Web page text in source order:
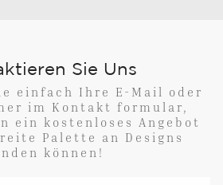
Sie Uns
einfach Ihre E-Mail oder
im Kontakt formular,
ein kostenloses Angebot
Palette an Designs
können!